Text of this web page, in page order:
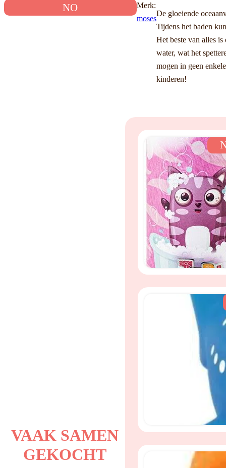
NO
Merk:
moses
De gloeiende
Tijdens het baden
Het beste van alles
water, wat het
mogen in geen
kinderen!
VAAK SAMEN
GEKOCHT